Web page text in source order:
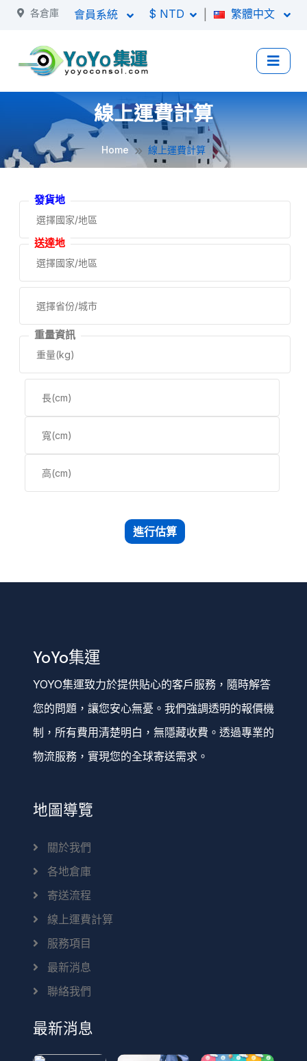
各倉庫 會員系統 $ NTD 繁體中文
線上運費計算
Home 線上運費計算
發貨地
送達地
重量資訊
進行估算
YoYo集運
YOYO集運致力於提供貼心的客戶服務，隨時解答
您的問題，讓您安心無憂。我們強調透明的報價機
制，所有費用清楚明白，無隱藏收費。透過專業的
物流服務，實現您的全球寄送需求。
地圖導覽
關於我們
各地倉庫
寄送流程
線上運費計算
服務項目
最新消息
聯絡我們
最新消息